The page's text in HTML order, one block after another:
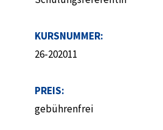
KURSNUMMER:
26-202011
PREIS:
gebührenfrei